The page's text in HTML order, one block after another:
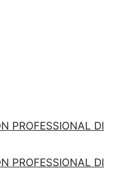
PROFESSIONAL DI
PROFESSIONAL DI